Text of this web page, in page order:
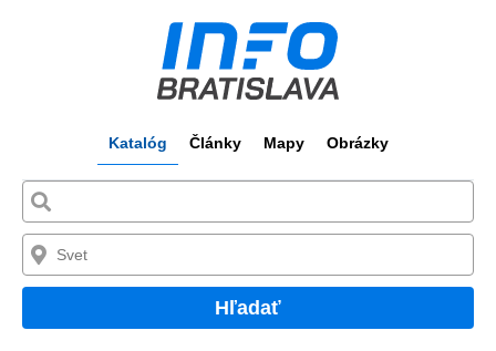
Katalóg Články Mapy Obrázky
Hľadať